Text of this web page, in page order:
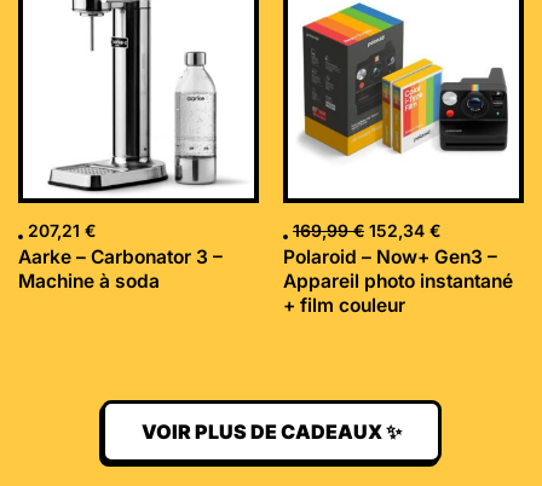
207,21 €
Aarke – Carbonator 3 –
Machine à soda
169,99€
initial
était :
169,99 €.
152,34 €
Polaroid – Now+ Gen3 –
Appareil photo instantané
+ film couleur
VOIR PLUS DE CADEAUX ✨